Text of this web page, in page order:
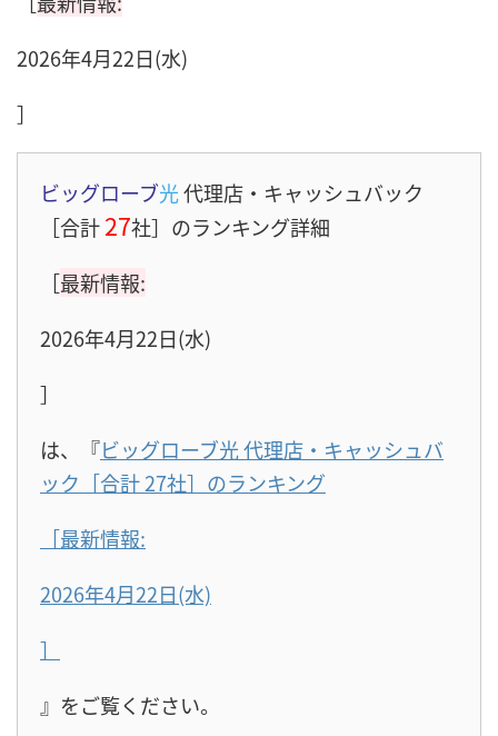
2026年4月22日(水)
］
ビッグローブ光代理店・キャッシュバック
［合計27社］のランキング詳細
［最新情報:
2026年4月22日(水)
］
は、『ビッグローブ光 代理店・キャッシュバ
ック［合計 27社］のランキング
［最新情報:
2026年4月22日(水)
］
』をご覧ください。